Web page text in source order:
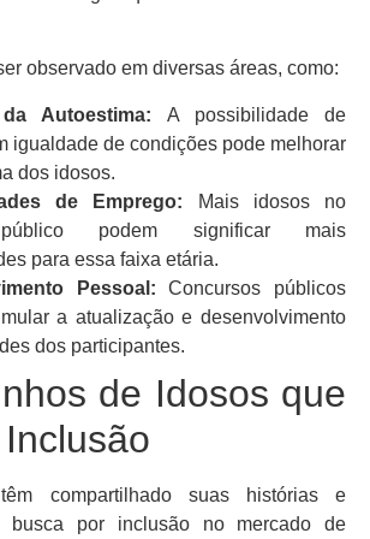
observado em diversas áreas, como:
Autoestima: A possibilidade de
igualdade de condições pode melhorar
dos idosos.
de Emprego: Mais idosos no
podem significar mais
para essa faixa etária.
Pessoal: Concursos públicos
a atualização e desenvolvimento
dos participantes.
de Idosos que
compartilhado suas histórias e
busca por inclusão no mercado de